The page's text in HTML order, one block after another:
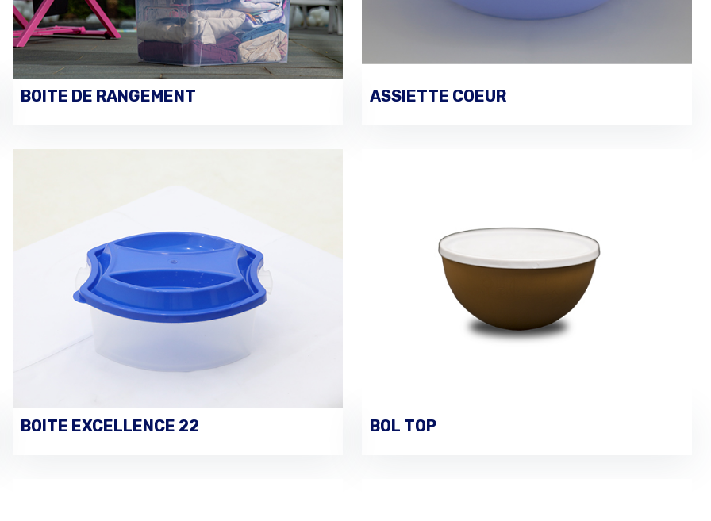
PASSER UNE COMMANDE
BOITE DE RANGEMENT PASSER UNE COMMANDE
ASSIETTE COEUR
PASSER UNE COMMANDE
BOITE EXCELLENCE 22 PASSER UNE COMMANDE
BOL TOP